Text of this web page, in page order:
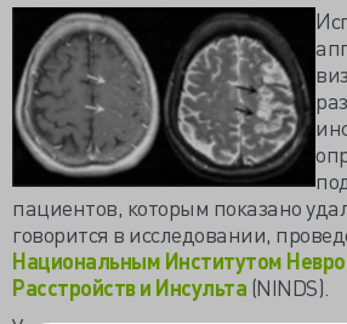
пациентов, которым показано
говорится в исследовании,
Национальным Институтом
Расстройств и Инсульта (NINDS).